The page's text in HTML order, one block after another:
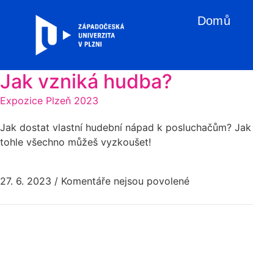
Domů
Jak vzniká hudba?
Expozice Plzeň 2023
Jak dostat vlastní hudební nápad k posluchačům?
tohle všechno můžeš vyzkoušet!
27. 6. 2023 / Komentáře nejsou povolené